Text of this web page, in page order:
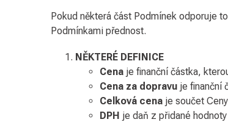
Pokud některá část Podmínek odporuje
Podmínkami přednost.
NĚKTERÉ DEFINICE
Cena je finanční částka,
Cena za dopravu je finanční
Celková cena je součet
DPH je daň z přidané